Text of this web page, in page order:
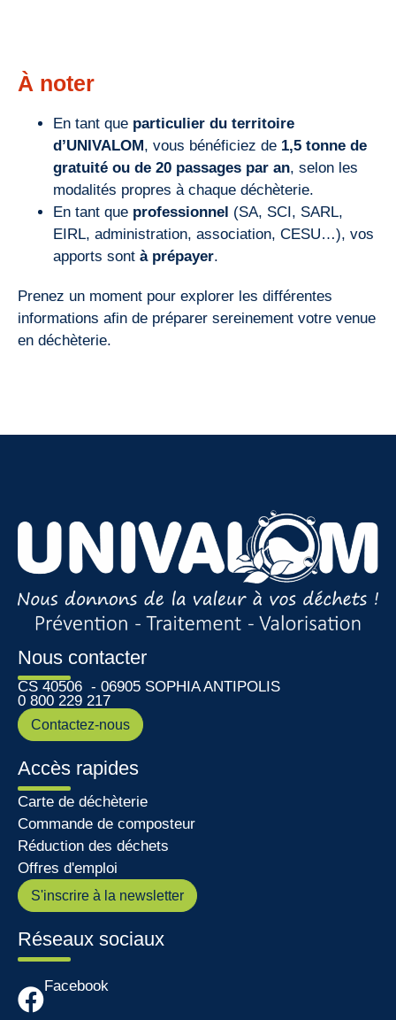
À noter
En tant que particulier du territoire
d’UNIVALOM, vous bénéficiez de 1,5 tonne de
gratuité ou de 20 passages par an, selon les
modalités propres à chaque déchèterie.
En tant que professionnel (SA, SCI, SARL,
EIRL, administration, association, CESU…), vos
apports sont à prépayer.
Prenez un moment pour explorer les différentes
informations afin de préparer sereinement votre venue
en déchèterie.
Nous contacter
CS 40506 - 06905 SOPHIA ANTIPOLIS
0 800 229 217
Contactez-nous
Accès rapides
Carte de déchèterie
Commande de composteur
Réduction des déchets
Offres d'emploi
S'inscrire à la newsletter
Réseaux sociaux
Facebook